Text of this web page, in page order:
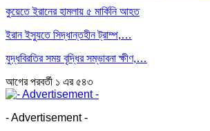
কুয়েতে ইরানের হামলায় ৫ মার্কিনি আহত
ইরান ইস্যুতে সিদ্ধান্তহীন ট্রাম্প,…
যুদ্ধবিরতির সময় বৃদ্ধির সম্ভাবনা ক্ষীণ,…
আগেরপরবর্তী ১ এর ৫৪৩
- Advertisement -